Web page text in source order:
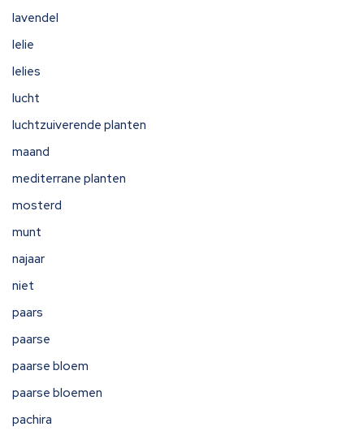
lavendel
lelie
lelies
lucht
luchtzuiverende planten
maand
mediterrane planten
mosterd
munt
najaar
niet
paars
paarse
paarse bloem
paarse bloemen
pachira